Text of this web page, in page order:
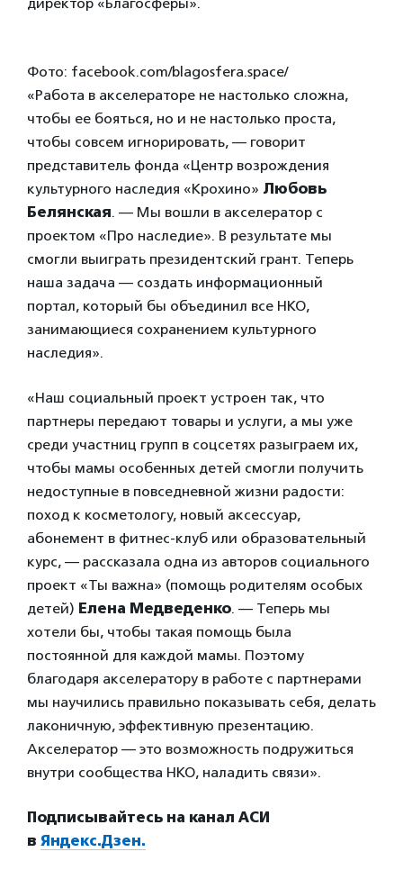
Фото: facebook.com/blagosfera.space/
«Работа в акселераторе не настолько сложна,
чтобы ее бояться, но и не настолько проста,
чтобы совсем игнорировать, — говорит
представитель фонда «Центр возрождения
культурного наследия «Крохино» Любовь
Белянская. — Мы вошли в акселератор с
проектом «Про наследие». В результате мы
смогли выиграть президентский грант. Теперь
наша задача — создать информационный
портал, который бы объединил все НКО,
занимающиеся сохранением культурного
наследия».
«Наш социальный проект устроен так, что
партнеры передают товары и услуги, а мы уже
среди участниц групп в соцсетях разыграем их,
чтобы мамы особенных детей смогли получить
недоступные в повседневной жизни радости:
поход к косметологу, новый аксессуар,
абонемент в фитнес-клуб или образовательный
курс, — рассказала одна из авторов социального
проект «Ты важна» (помощь родителям особых
детей) Елена Медведенко. — Теперь мы
хотели бы, чтобы такая помощь была
постоянной для каждой мамы. Поэтому
благодаря акселератору в работе с партнерами
мы научились правильно показывать себя, делать
лаконичную, эффективную презентацию.
Акселератор — это возможность подружиться
внутри сообщества НКО, наладить связи».
Подписывайтесь на канал АСИ
в Яндекс.Дзен.